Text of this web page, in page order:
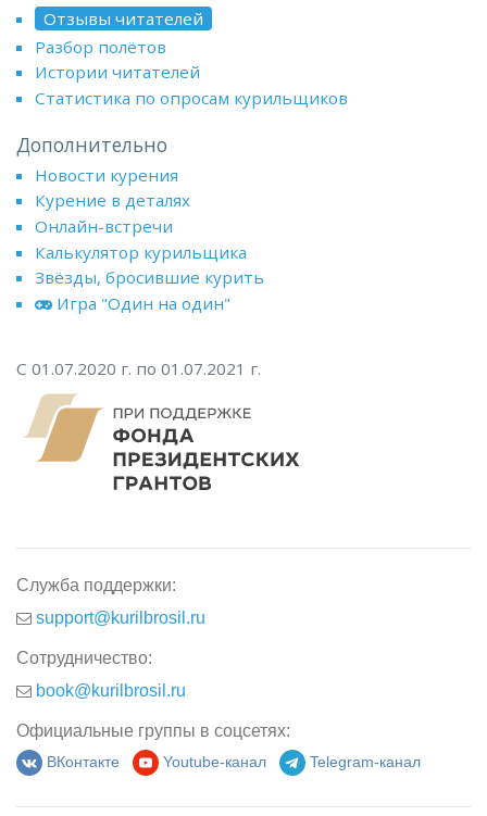
Отзывы читателей
Разбор полётов
Истории читателей
Статистика по опросам курильщиков
Дополнительно
Новости курения
Курение в деталях
Онлайн-встречи
Калькулятор курильщика
Звёзды, бросившие курить
Игра "Один на один"
С 01.07.2020 г. по 01.07.2021 г.
Служба поддержки:
support@kurilbrosil.ru
Сотрудничество:
book@kurilbrosil.ru
Официальные группы в соцсетях:
ВКонтакте Youtube-канал Telegram-канал